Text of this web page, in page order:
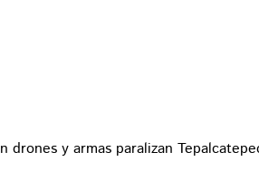
drones y armas paralizan